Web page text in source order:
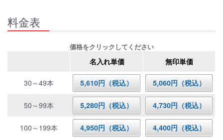
料金表
価格をクリックしてください
名入れ単価 無印単価
30～49本 5,610円（税込） 5,060円（税込）
50～99本 5,280円（税込） 4,730円（税込）
100～199本 4,950円（税込） 4,400円（税込）